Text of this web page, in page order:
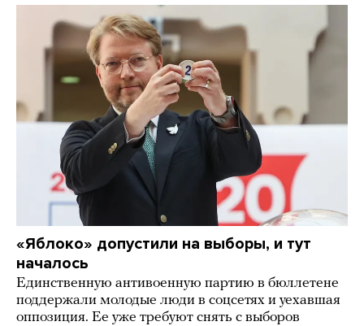
«Яблоко» допустили на выборы, и тут
началось
Единственную антивоенную партию в бюллетене
поддержали молодые люди в соцсетях и уехавшая
оппозиция. Ее уже требуют снять с выборов